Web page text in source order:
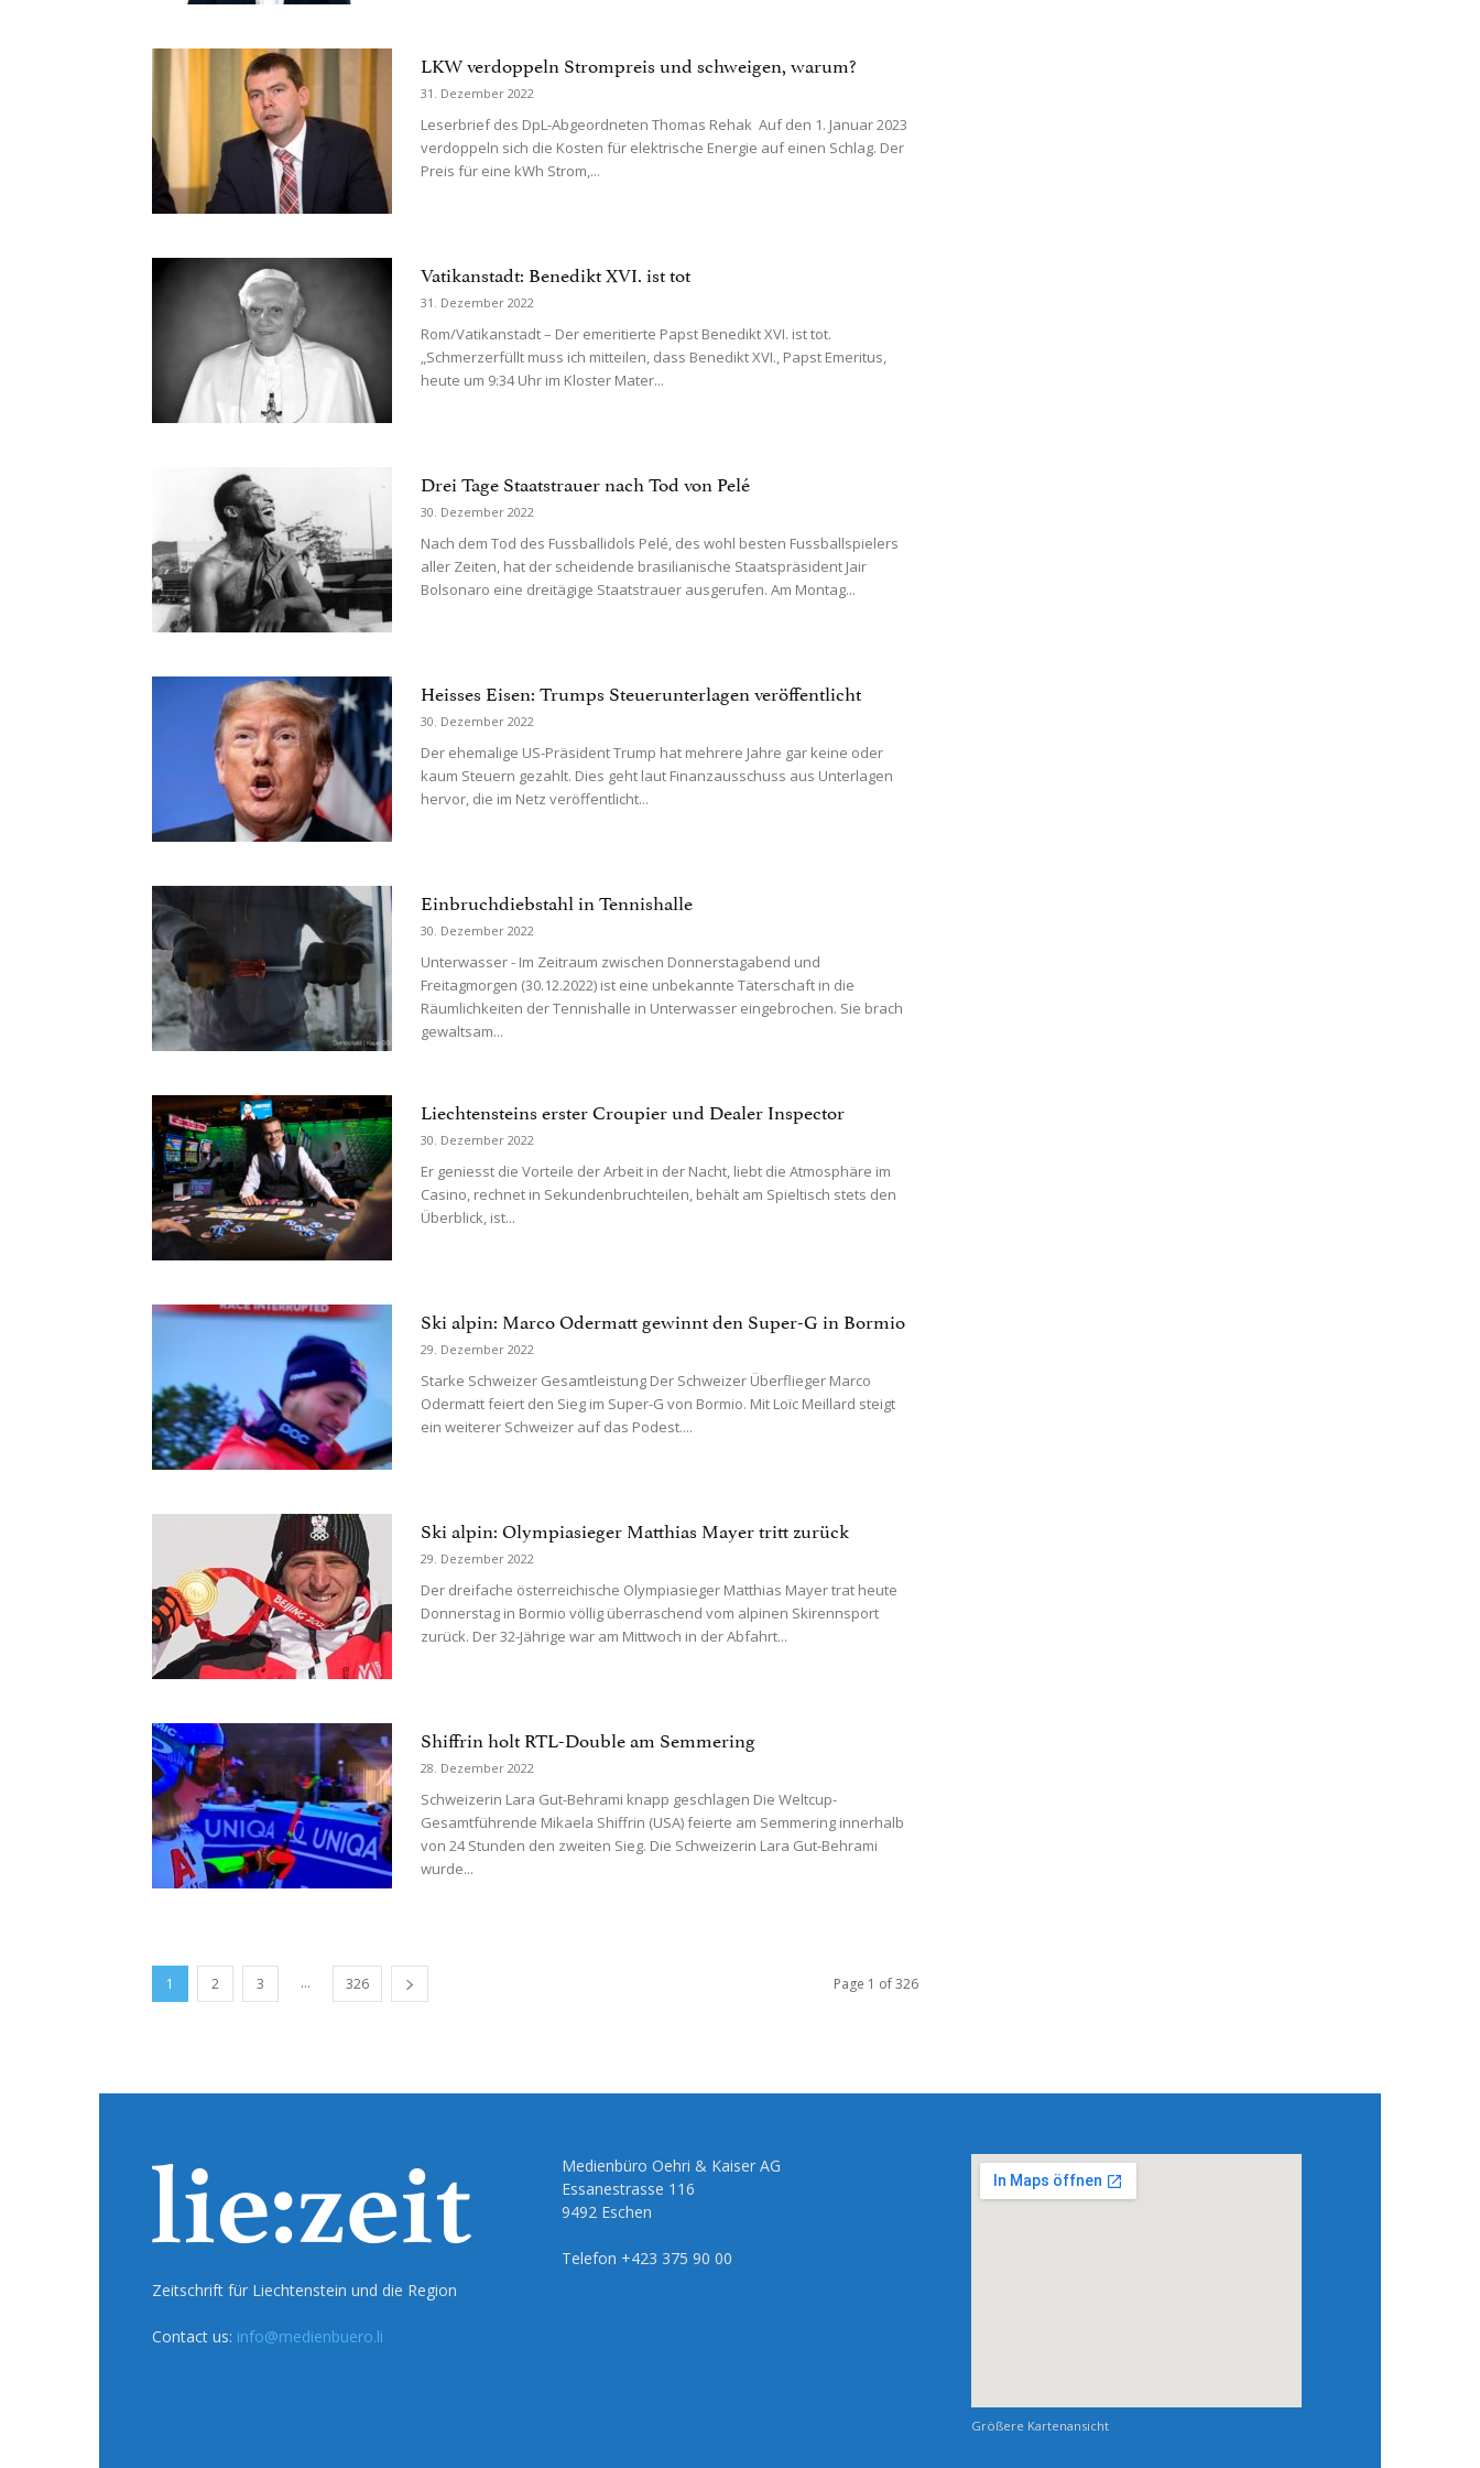
LKW verdoppeln Strompreis und schweigen, warum?
31. Dezember 2022
Leserbrief des DpL-Abgeordneten Thomas Rehak Auf den 1. Januar 2023
verdoppeln sich die Kosten für elektrische Energie auf einen Schlag. Der
Preis für eine kWh Strom,...
Vatikanstadt: Benedikt XVI. ist tot
31. Dezember 2022
Rom/Vatikanstadt – Der emeritierte Papst Benedikt XVI. ist tot.
„Schmerzerfüllt muss ich mitteilen, dass Benedikt XVI., Papst Emeritus,
heute um 9:34 Uhr im Kloster Mater...
Drei Tage Staatstrauer nach Tod von Pelé
30. Dezember 2022
Nach dem Tod des Fussballidols Pelé, des wohl besten Fussballspielers
aller Zeiten, hat der scheidende brasilianische Staatspräsident Jair
Bolsonaro eine dreitägige Staatstrauer ausgerufen. Am Montag...
Heisses Eisen: Trumps Steuerunterlagen veröffentlicht
30. Dezember 2022
Der ehemalige US-Präsident Trump hat mehrere Jahre gar keine oder
kaum Steuern gezahlt. Dies geht laut Finanzausschuss aus Unterlagen
hervor, die im Netz veröffentlicht...
Einbruchdiebstahl in Tennishalle
30. Dezember 2022
Unterwasser - Im Zeitraum zwischen Donnerstagabend und
Freitagmorgen (30.12.2022) ist eine unbekannte Täterschaft in die
Räumlichkeiten der Tennishalle in Unterwasser eingebrochen. Sie brach
gewaltsam...
Liechtensteins erster Croupier und Dealer Inspector
30. Dezember 2022
Er geniesst die Vorteile der Arbeit in der Nacht, liebt die Atmosphäre im
Casino, rechnet in Sekundenbruchteilen, behält am Spieltisch stets den
Überblick, ist...
Ski alpin: Marco Odermatt gewinnt den Super-G in Bormio
29. Dezember 2022
Starke Schweizer Gesamtleistung Der Schweizer Überflieger Marco
Odermatt feiert den Sieg im Super-G von Bormio. Mit Loïc Meillard steigt
ein weiterer Schweizer auf das Podest....
Ski alpin: Olympiasieger Matthias Mayer tritt zurück
29. Dezember 2022
Der dreifache österreichische Olympiasieger Matthias Mayer trat heute
Donnerstag in Bormio völlig überraschend vom alpinen Skirennsport
zurück. Der 32-Jährige war am Mittwoch in der Abfahrt...
Shiffrin holt RTL-Double am Semmering
28. Dezember 2022
Schweizerin Lara Gut-Behrami knapp geschlagen Die Weltcup-
Gesamtführende Mikaela Shiffrin (USA) feierte am Semmering innerhalb
von 24 Stunden den zweiten Sieg. Die Schweizerin Lara Gut-Behrami
wurde...
1 2 3 ... 326 Page 1 of 326
Zeitschrift für Liechtenstein und die Region
Contact us: info@medienbuero.li
Medienbüro Oehri & Kaiser AG
Essanestrasse 116
9492 Eschen
Telefon +423 375 90 00
Größere Kartenansicht